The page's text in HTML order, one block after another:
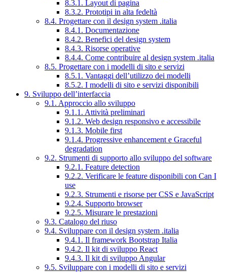
8.3.1. Layout di pagina
8.3.2. Prototipi in alta fedeltà
8.4. Progettare con il design system .italia
8.4.1. Documentazione
8.4.2. Benefici del design system
8.4.3. Risorse operative
8.4.4. Come contribuire al design system .italia
8.5. Progettare con i modelli di sito e servizi
8.5.1. Vantaggi dell’utilizzo dei modelli
8.5.2. I modelli di sito e servizi disponibili
9. Sviluppo dell’interfaccia
9.1. Approccio allo sviluppo
9.1.1. Attività preliminari
9.1.2. Web design responsivo e accessibile
9.1.3. Mobile first
9.1.4. Progressive enhancement e Graceful
degradation
9.2. Strumenti di supporto allo sviluppo del software
9.2.1. Feature detection
9.2.2. Verificare le feature disponibili con Can I
use
9.2.3. Strumenti e risorse per CSS e JavaScript
9.2.4. Supporto browser
9.2.5. Misurare le prestazioni
9.3. Catalogo del riuso
9.4. Sviluppare con il design system .italia
9.4.1. Il framework Bootstrap Italia
9.4.2. Il kit di sviluppo React
9.4.3. Il kit di sviluppo Angular
9.5. Sviluppare con i modelli di sito e servizi